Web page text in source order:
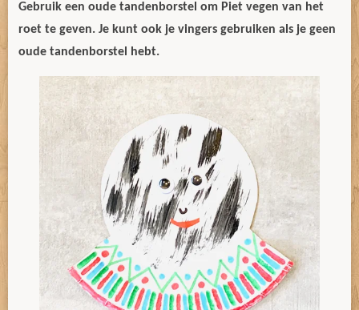
Gebruik een oude tandenborstel om Piet vegen van het
roet te geven. Je kunt ook je vingers gebruiken als je geen
oude tandenborstel hebt.